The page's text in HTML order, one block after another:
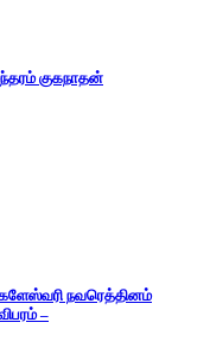
குகநாதன்
நவரெத்தினம்
–